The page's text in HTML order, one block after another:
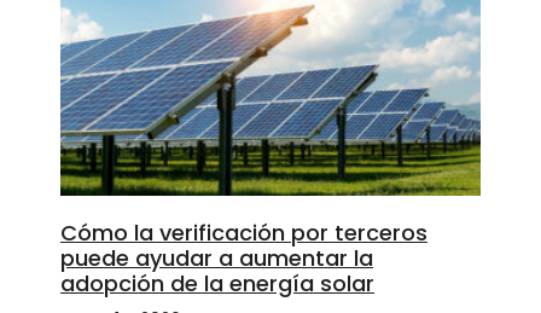
Cómo la verificación por terceros
puede ayudar a aumentar la
adopción de la energía solar